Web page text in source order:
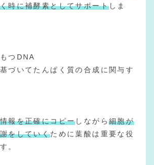
時に補酵素としてサポートしま
つDNA
づいてたんぱく質の合成に関与す
報を正確にコピーしながら細胞が
をしていくために葉酸は重要な役
。